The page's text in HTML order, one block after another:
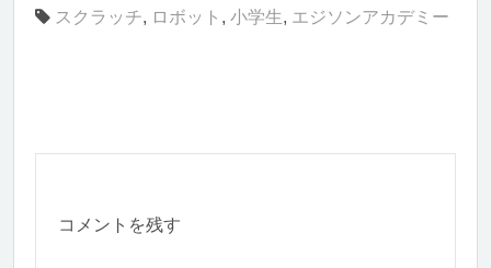
スクラッチ, ロボット , 小学生, エジソンアカデミー
コメントを残す